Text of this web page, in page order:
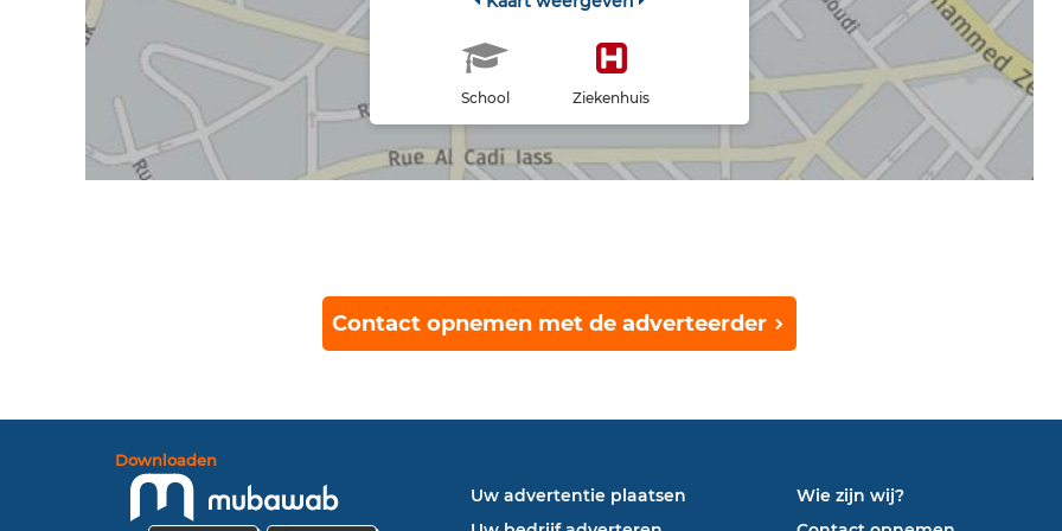
School Ziekenhuis
Contact opnemen met de adverteerder
Downloaden
Uw advertentie plaatsen
Wie zijn wij?